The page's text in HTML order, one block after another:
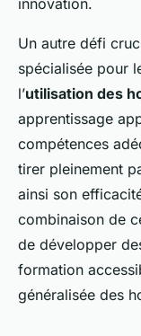
innovation.
Un autre défi
spécialisée pour
l’utilisation des
apprentissage
compétences
tirer pleinement
ainsi son
combinaison de
de développer
formation
généralisée des